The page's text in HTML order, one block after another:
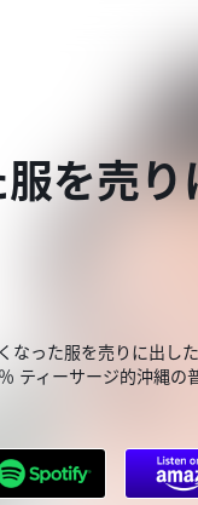
服を売
なった服を売りに出
ティーサージ的沖縄